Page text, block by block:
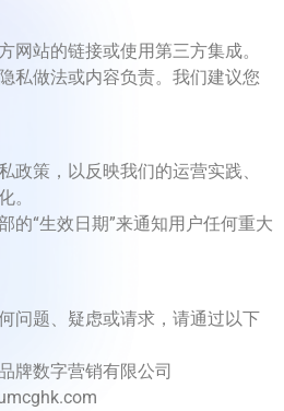
网站的链接或使用第三方集成。
私做法或内容负责。我们建议您
政策，以反映我们的运营实践、
。
的“生效日期”来通知用户任何重大
问题、疑虑或请求，请通过以下
牌数字营销有限公司